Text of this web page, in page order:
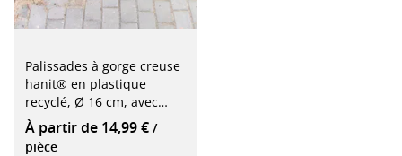
Palissades à gorge creuse
hanit® en plastique
recyclé, Ø 16 cm, avec
profilé creux
À partir de 14,99 € /
pièce